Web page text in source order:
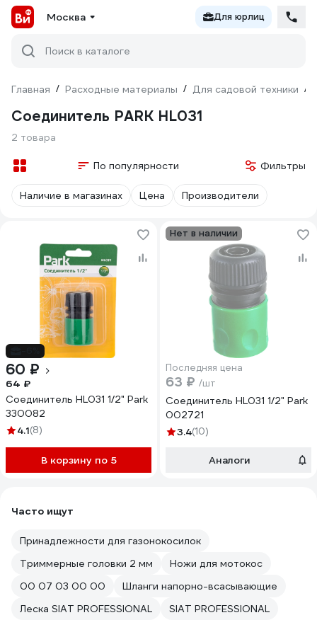
Москва Для юрлиц
Поиск в каталоге
Главная / Расходные материалы / Для садовой техники /
Соединитель PARK HL031
2 товара
По популярности Фильтры
Наличие в магазинах Цена Производители
60 ₽
64 ₽
Соединитель HL031 1/2" Park
330082
4.1(8)
В корзину по 5
Нет в наличии
Последняя цена
63 ₽ /шт
Соединитель HL031 1/2" Park
002721
3.4(10)
Аналоги
Часто ищут
Принадлежности для газонокосилок
Триммерные головки 2 мм
Ножи для мотокос
00 07 03 00 00
Шланги напорно-всасывающие
Леска SIAT PROFESSIONAL
SIAT PROFESSIONAL